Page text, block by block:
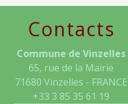
Contacts
Commune de Vinzelles
65, rue de la Mairie
71680 Vinzelles - FRANCE
+33 3 85 35 61 19